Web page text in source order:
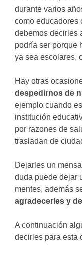
durante varios
como educadores
debemos decirles
podría ser porque
ya sea escolares,
Hay otras
despedirnos de
ejemplo cuando
institución
por razones de
trasladan de
Dejarles un
duda puede dejar
mentes, además
agradecerles y
A continuación
decirles para esta